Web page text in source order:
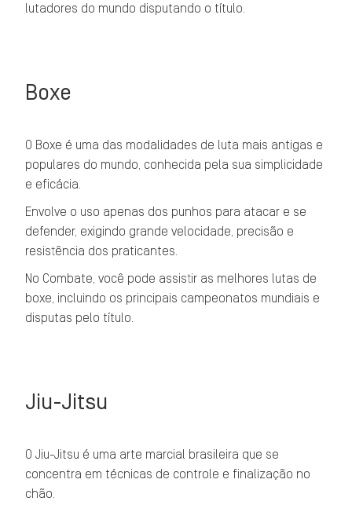
lutadores do mundo disputando o título.
Boxe
O Boxe é uma das modalidades de luta mais antigas e
populares do mundo, conhecida pela sua simplicidade
e eficácia.
Envolve o uso apenas dos punhos para atacar e se
defender, exigindo grande velocidade, precisão e
resistência dos praticantes.
No Combate, você pode assistir as melhores lutas de
boxe, incluindo os principais campeonatos mundiais e
disputas pelo título.
Jiu-Jitsu
O Jiu-Jitsu é uma arte marcial brasileira que se
concentra em técnicas de controle e finalização no
chão.